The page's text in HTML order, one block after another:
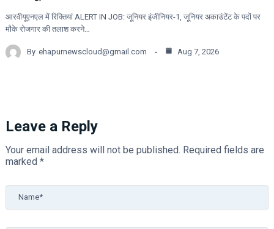
आरवीयूएनएल में रिक्तियां ALERT IN JOB: जूनियर इंजीनियर-1, जूनियर अकाउंटेंट के पदों पर
मौके रोजगार की तलाश करने…
By ehapurnewscloud@gmail.com Aug 7, 2026
Leave a Reply
Your email address will not be published. Required fields are
marked *
Name*